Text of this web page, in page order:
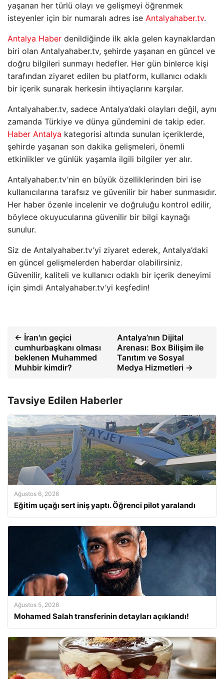
yaşanan her türlü olayı ve gelişmeyi öğrenmek
isteyenler için bir numaralı adres ise Antalyahaber.tv.
Antalya Haber denildiğinde ilk akla gelen kaynaklardan
biri olan Antalyahaber.tv, şehirde yaşanan en güncel ve
doğru bilgileri sunmayı hedefler. Her gün binlerce kişi
tarafından ziyaret edilen bu platform, kullanıcı odaklı
bir içerik sunarak herkesin ihtiyaçlarını karşılar.
Antalyahaber.tv, sadece Antalya’daki olayları değil, aynı
zamanda Türkiye ve dünya gündemini de takip eder.
Haber Antalya kategorisi altında sunulan içeriklerde,
şehirde yaşanan son dakika gelişmeleri, önemli
etkinlikler ve günlük yaşamla ilgili bilgiler yer alır.
Antalyahaber.tv’nin en büyük özelliklerinden biri ise
kullanıcılarına tarafsız ve güvenilir bir haber sunmasıdır.
Her haber özenle incelenir ve doğruluğu kontrol edilir,
böylece okuyucularına güvenilir bir bilgi kaynağı
sunulur.
Siz de Antalyahaber.tv’yi ziyaret ederek, Antalya’daki
en güncel gelişmelerden haberdar olabilirsiniz.
Güvenilir, kaliteli ve kullanıcı odaklı bir içerik deneyimi
için şimdi Antalyahaber.tv’yi keşfedin!
← İran'ın geçici
cumhurbaşkanı olması
beklenen Muhammed
Muhbir kimdir?
Antalya’nın Dijital
Arenası: Box Bilişim ile
Tanıtım ve Sosyal
Medya Hizmetleri →
Tavsiye Edilen Haberler
Ağustos 6, 2026
Eğitim uçağı sert iniş yaptı. Öğrenci pilot yaralandı
Ağustos 5, 2026
Mohamed Salah transferinin detayları açıklandı!